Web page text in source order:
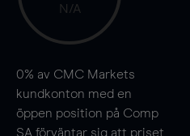
N/A
0% av CMC Markets
kundkonton med en
öppen position på Comp
SA förväntar sig att priset